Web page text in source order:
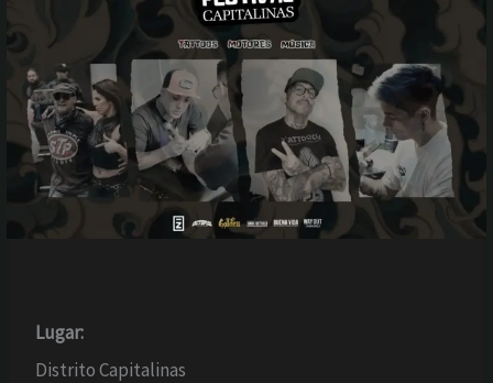
Lugar:
Distrito Capitalinas